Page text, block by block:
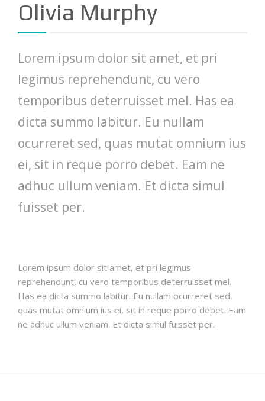
Olivia Murphy
Lorem ipsum dolor sit amet, et pri
legimus reprehendunt, cu vero
temporibus deterruisset mel. Has ea
dicta summo labitur. Eu nullam
ocurreret sed, quas mutat omnium ius
ei, sit in reque porro debet. Eam ne
adhuc ullum veniam. Et dicta simul
fuisset per.
Lorem ipsum dolor sit amet, et pri legimus
reprehendunt, cu vero temporibus deterruisset mel.
Has ea dicta summo labitur. Eu nullam ocurreret sed,
quas mutat omnium ius ei, sit in reque porro debet. Eam
ne adhuc ullum veniam. Et dicta simul fuisset per.